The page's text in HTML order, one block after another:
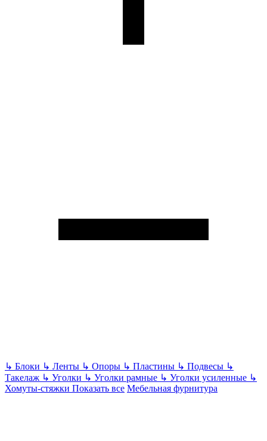
↳ Блоки ↳ Ленты ↳ Опоры ↳ Пластины ↳ Подвесы ↳
Такелаж ↳ Уголки ↳ Уголки рамные ↳ Уголки усиленные ↳
Хомуты-стяжки Показать все Мебельная фурнитура